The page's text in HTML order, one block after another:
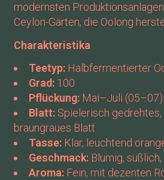
modernsten
Ceylon-Gärten, die Oolong
Charakteristika
Teetyp:Halbfermentierter
Grad:100
Pflückung:Mai–Juli (05–07)
Blatt:Spielerisch gedrehtes,
braungraues Blatt
Tasse:Klar, leuchtend
Geschmack:Blumig,
Aroma:Fein, mit dezenten